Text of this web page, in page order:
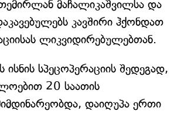
მაჩალიკაშვილსა და
კავშირი ჰქონდათ
ლიკვიდირებულებთან.
სპეცოპერაციის შედეგად,
20 საათის
დაიღუპა ერთი